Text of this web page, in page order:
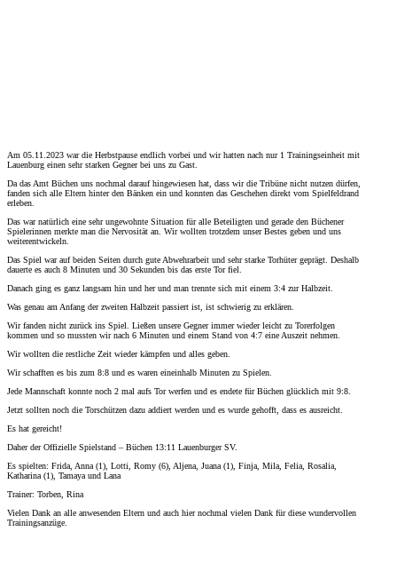
Am 05.11.2023 war die Herbstpause endlich vorbei und wir hatten nach nur 1 Trainingseinheit mit
Lauenburg einen sehr starken Gegner bei uns zu Gast.
Da das Amt Büchen uns nochmal darauf hingewiesen hat, dass wir die Tribüne nicht nutzen dürfen,
fanden sich alle Eltern hinter den Bänken ein und konnten das Geschehen direkt vom Spielfeldrand
erleben.
Das war natürlich eine sehr ungewohnte Situation für alle Beteiligten und gerade den Büchener
Spielerinnen merkte man die Nervosität an. Wir wollten trotzdem unser Bestes geben und uns
weiterentwickeln.
Das Spiel war auf beiden Seiten durch gute Abwehrarbeit und sehr starke Torhüter geprägt. Deshalb
dauerte es auch 8 Minuten und 30 Sekunden bis das erste Tor fiel.
Danach ging es ganz langsam hin und her und man trennte sich mit einem 3:4 zur Halbzeit.
Was genau am Anfang der zweiten Halbzeit passiert ist, ist schwierig zu erklären.
Wir fanden nicht zurück ins Spiel. Ließen unsere Gegner immer wieder leicht zu Torerfolgen
kommen und so mussten wir nach 6 Minuten und einem Stand von 4:7 eine Auszeit nehmen.
Wir wollten die restliche Zeit wieder kämpfen und alles geben.
Wir schafften es bis zum 8:8 und es waren eineinhalb Minuten zu Spielen.
Jede Mannschaft konnte noch 2 mal aufs Tor werfen und es endete für Büchen glücklich mit 9:8.
Jetzt sollten noch die Torschützen dazu addiert werden und es wurde gehofft, dass es ausreicht.
Es hat gereicht!
Daher der Offizielle Spielstand – Büchen 13:11 Lauenburger SV.
Es spielten: Frida, Anna (1), Lotti, Romy (6), Aljena, Juana (1), Finja, Mila, Felia, Rosalia,
Katharina (1), Tamaya und Lana
Trainer: Torben, Rina
Vielen Dank an alle anwesenden Eltern und auch hier nochmal vielen Dank für diese wundervollen
Trainingsanzüge.